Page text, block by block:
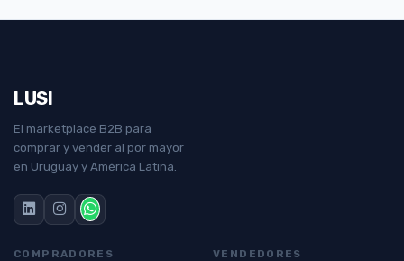
LUSI
El marketplace B2B para
comprar y vender al por mayor
en Uruguay y América Latina.
COMPRADORES VENDEDORES